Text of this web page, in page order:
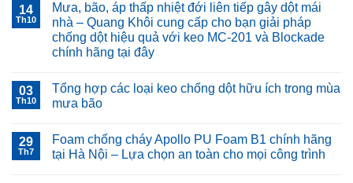
14
Th10
Mưa, bão, áp thấp nhiệt đới liên tiếp gây dột mái
nhà – Quang Khôi cung cấp cho bạn giải pháp
chống dột hiệu quả với keo MC-201 và Blockade
chính hãng tại đây
bình
luận
ở
áp
thấp
nhiệt
03
Th10
Tổng hợp các loại keo chống dột hữu ích trong mùa
mưa bão
bình
luận
ở
29
Th7
Foam chống cháy Apollo PU Foam B1 chính hãng
tại Hà Nội – Lựa chọn an toàn cho mọi công trình